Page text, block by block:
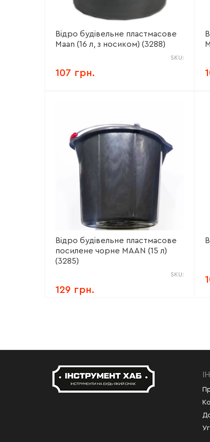
Відро будівельне пластмасове
Maan (16 л, з носиком) (3288)
SKU:
107 грн.
Відро будівельне пластмасове
посилене чорне MAAN (15 л)
(3285)
SKU:
129 грн.